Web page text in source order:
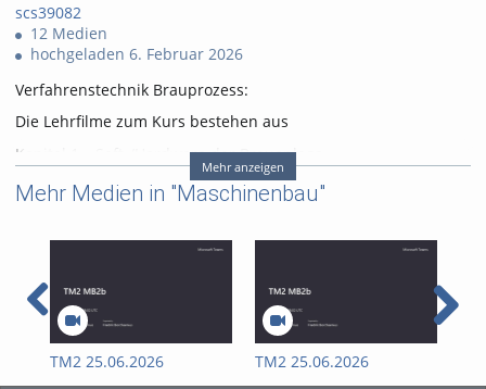
scs39082
12 Medien
hochgeladen 6. Februar 2026
Verfahrenstechnik Brauprozess:
Die Lehrfilme zum Kurs bestehen aus
Kapitel 1 – Soft-/Hardware der Brauanlage
Kapitel 2.1 – Grundlagen des Brauprozesses (Geschichte,
Rohstoffe und Theorie)
Kapitel 2.2 – Grundlagen des Brauprozesses (Geschichte,
Kapitel 2.3 – Grundlagen des Brauprozesses (Geschichte,
Rohstoffe und Theorie)
Kapitel 3 – Reinigen der Anlage / Schroten des Malzes
Mehr anzeigen
Mehr Medien in "Maschinenbau"
TM2 25.06.2026 TM2 25.06.2026